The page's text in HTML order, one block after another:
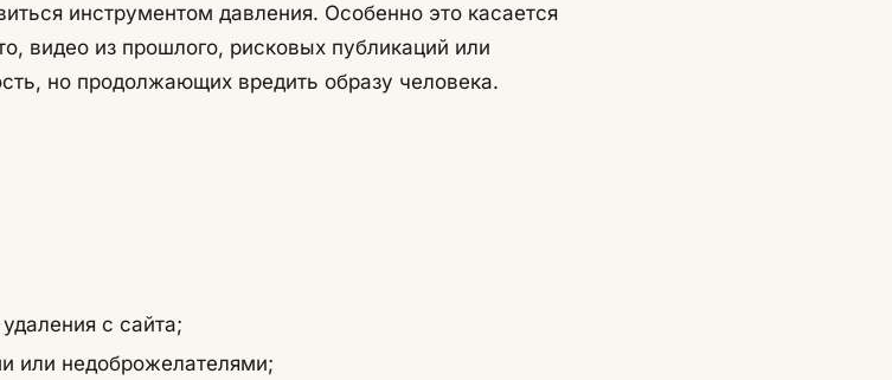
инструментом давления. Особенно это касается
видео из прошлого, рисковых публикаций или
но продолжающих вредить образу человека.
с сайта;
или недоброжелателями;